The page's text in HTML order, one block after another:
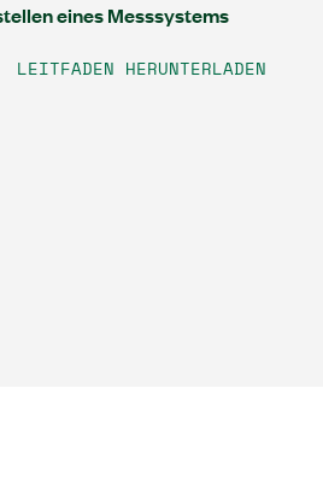
eines Messsystems
LEITFADEN HERUNTERLADEN